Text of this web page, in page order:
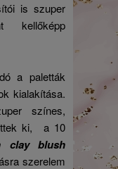
is szuper
kellőképp
a paletták
kialakítása.
színes,
ki, a 10
clay blush
szerelem